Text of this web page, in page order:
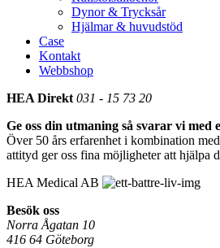
Dynor & Trycksår
Hjälmar & huvudstöd
Case
Kontakt
Webbshop
HEA Direkt 031 - 15 73 20
Ge oss din utmaning så svarar vi med
Över 50 års erfarenhet i kombination
attityd ger oss fina möjligheter att hjälpa
HEA Medical AB
Besök oss
Norra Ågatan 10
416 64 Göteborg